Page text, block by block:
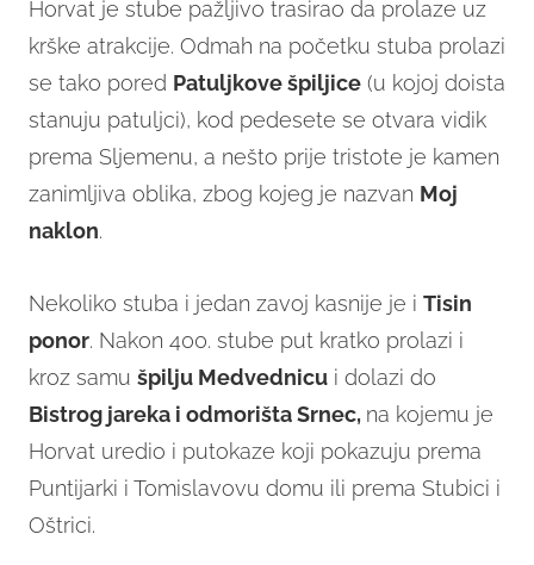
Horvat je stube pažljivo trasirao da prolaze uz
krške atrakcije. Odmah na početku stuba prolazi
se tako pored Patuljkove špiljice (u kojoj doista
stanuju patuljci), kod pedesete se otvara vidik
prema Sljemenu, a nešto prije tristote je kamen
zanimljiva oblika, zbog kojeg je nazvan Moj
naklon.
Nekoliko stuba i jedan zavoj kasnije je i Tisin
ponor. Nakon 400. stube put kratko prolazi i
kroz samu špilju Medvednicu i dolazi do
Bistrog jareka i odmorišta Srnec, na kojemu je
Horvat uredio i putokaze koji pokazuju prema
Puntijarki i Tomislavovu domu ili prema Stubici i
Oštrici.